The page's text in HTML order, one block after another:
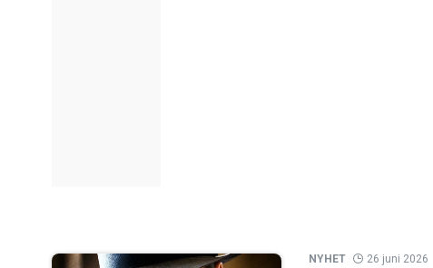
NYHET 26 juni 2026